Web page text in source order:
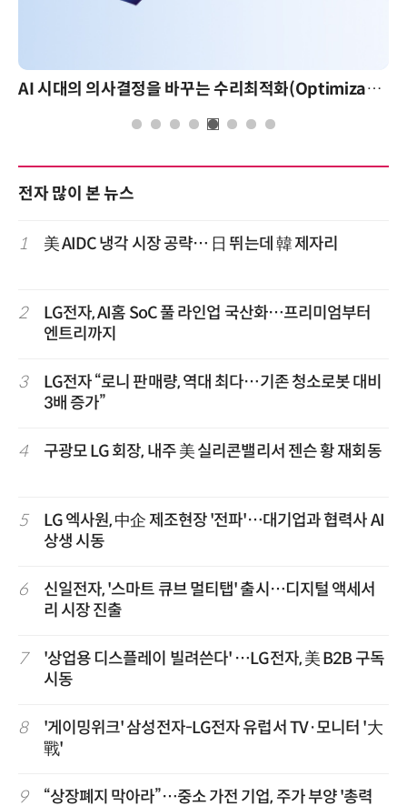
AI 시대의 의사결정을 바꾸는 수리최적화(Optimization): 실제 산업 적용 사례와 활용 전략
전자 많이 본 뉴스
1 美 AIDC 냉각 시장 공략… 日 뛰는데 韓 제자리
2
LG전자, AI홈 SoC 풀 라인업 국산화…프리미엄부터
엔트리까지
3
LG전자 “로니 판매량, 역대 최다…기존 청소로봇 대비
3배 증가”
4 구광모 LG 회장, 내주 美 실리콘밸리서 젠슨 황 재회동
5
LG 엑사원, 中企 제조현장 '전파'…대기업과 협력사 AI
상생 시동
6
신일전자, '스마트 큐브 멀티탭' 출시…디지털 액세서
리 시장 진출
7
'상업용 디스플레이 빌려쓴다' …LG전자, 美 B2B 구독
시동
8
'게이밍위크' 삼성전자-LG전자 유럽서 TV·모니터 '大
戰'
9
“상장폐지 막아라”…중소 가전 기업, 주가 부양 '총력